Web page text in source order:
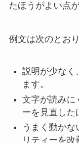
たほうがよい点
例文は次のとおり
説明が少なく
ます。
文字が読みに
ーを見直した
うまく動か
リティーを改